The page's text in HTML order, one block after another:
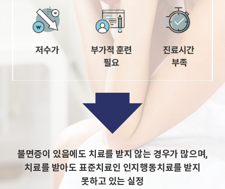
불면증이 있음에도 치료를 받지 않는 경우가 많으며,
치료를 받아도 표준치료인 인지행동치료를 받지
못하고 있는 실정